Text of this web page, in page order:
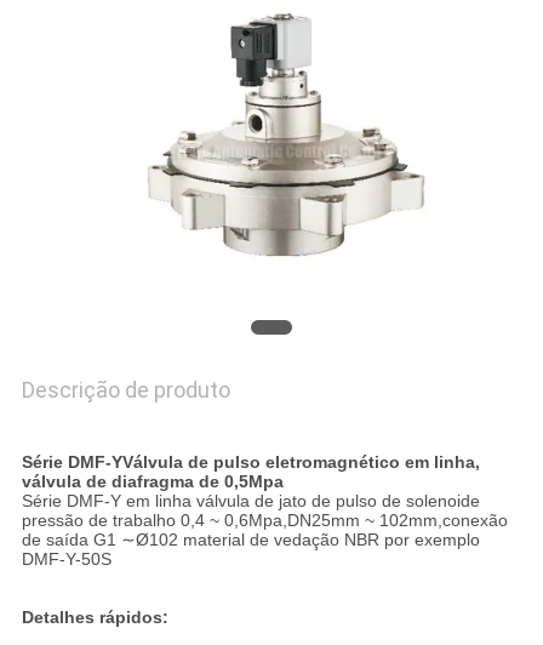
Descrição de produto
Série DMF-YVálvula de pulso eletromagnético em linha,
válvula de diafragma de 0,5Mpa
Série DMF-Y em linha válvula de jato de pulso de solenoide
pressão de trabalho 0,4 ~ 0,6Mpa,DN25mm ~ 102mm,conexão
de saída G1 ∼Ø102 material de vedação NBR por exemplo
DMF-Y-50S
Detalhes rápidos: